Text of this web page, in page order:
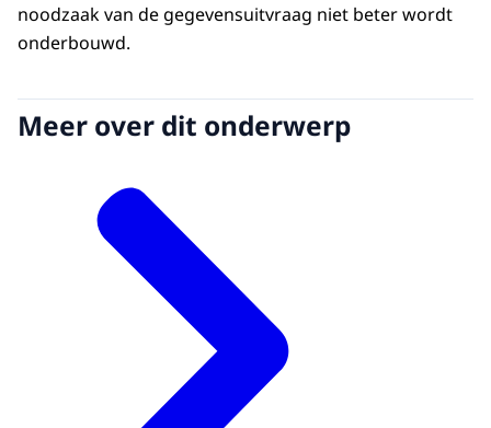
noodzaak van de gegevensuitvraag niet beter wordt
onderbouwd.
Meer over dit onderwerp